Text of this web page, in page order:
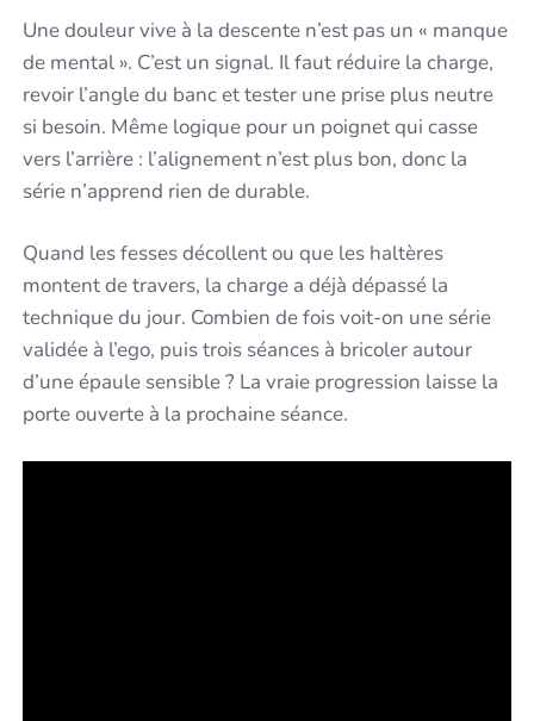
Une douleur vive à la descente n’est pas un « manque
de mental ». C’est un signal. Il faut réduire la charge,
revoir l’angle du banc et tester une prise plus neutre
si besoin. Même logique pour un poignet qui casse
vers l’arrière : l’alignement n’est plus bon, donc la
série n’apprend rien de durable.
Quand les fesses décollent ou que les haltères
montent de travers, la charge a déjà dépassé la
technique du jour. Combien de fois voit-on une série
validée à l’ego, puis trois séances à bricoler autour
d’une épaule sensible ? La vraie progression laisse la
porte ouverte à la prochaine séance.